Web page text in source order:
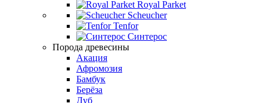
Royal Parket
Scheucher
Tenfor
Синтерос
Порода древесины
Акация
Афромозия
Бамбук
Берёза
Дуб